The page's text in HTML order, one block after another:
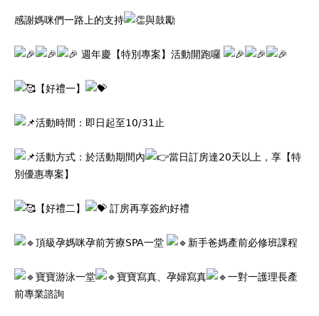
感謝媽咪們一路上的支持 與鼓勵
週年慶【特別專案】活動開跑囉
【好禮一】
活動時間：即日起至10/31止
活動方式：於活動期間內
當日訂房達20天以上，享【特
別優惠專案】
【好禮二】 訂房再享簽約好禮
頂級孕媽咪孕前芳療SPA一堂 新手爸媽產前必修班課程
寶寶游泳一堂 寶寶寫真、孕婦寫真
一對一護理長產
前專業諮詢